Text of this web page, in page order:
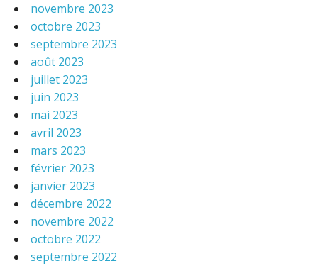
novembre 2023
octobre 2023
septembre 2023
août 2023
juillet 2023
juin 2023
mai 2023
avril 2023
mars 2023
février 2023
janvier 2023
décembre 2022
novembre 2022
octobre 2022
septembre 2022